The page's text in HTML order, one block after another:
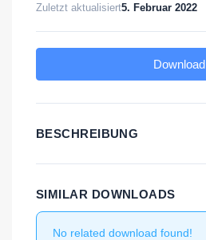
Zuletzt aktualisiert5. Februar 2022
Download
BESCHREIBUNG
SIMILAR DOWNLOADS
No related download found!